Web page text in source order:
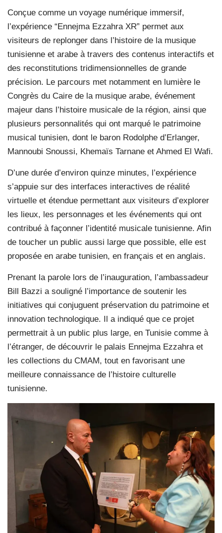
Conçue comme un voyage numérique immersif,
l’expérience “Ennejma Ezzahra XR” permet aux
visiteurs de replonger dans l’histoire de la musique
tunisienne et arabe à travers des contenus interactifs et
des reconstitutions tridimensionnelles de grande
précision. Le parcours met notamment en lumière le
Congrès du Caire de la musique arabe, événement
majeur dans l’histoire musicale de la région, ainsi que
plusieurs personnalités qui ont marqué le patrimoine
musical tunisien, dont le baron Rodolphe d’Erlanger,
Mannoubi Snoussi, Khemaïs Tarnane et Ahmed El Wafi.
D’une durée d’environ quinze minutes, l’expérience
s’appuie sur des interfaces interactives de réalité
virtuelle et étendue permettant aux visiteurs d’explorer
les lieux, les personnages et les événements qui ont
contribué à façonner l’identité musicale tunisienne. Afin
de toucher un public aussi large que possible, elle est
proposée en arabe tunisien, en français et en anglais.
Prenant la parole lors de l’inauguration, l’ambassadeur
Bill Bazzi a souligné l’importance de soutenir les
initiatives qui conjuguent préservation du patrimoine et
innovation technologique. Il a indiqué que ce projet
permettrait à un public plus large, en Tunisie comme à
l’étranger, de découvrir le palais Ennejma Ezzahra et
les collections du CMAM, tout en favorisant une
meilleure connaissance de l’histoire culturelle
tunisienne.